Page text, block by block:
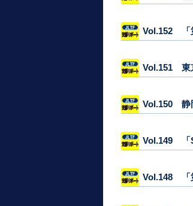
Vol.152 「
Vol.151 東
Vol.150 静
Vol.149 「
Vol.148 「